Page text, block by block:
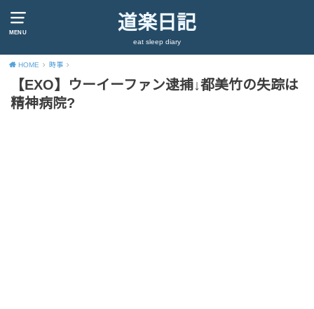
MENU 道楽日記
eat sleep diary
HOME 時事
【EXO】ウーイーファン逮捕↓都美竹の失踪は
精神病院?